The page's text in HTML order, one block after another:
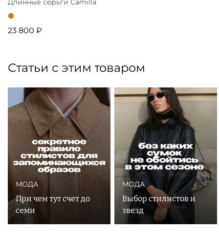
Длинные серьги Camilla
23 800 ₽
Статьи с этим товаром
МОДА
При чем тут счет до
семи
МОДА
Выбор стилистов и
звезд